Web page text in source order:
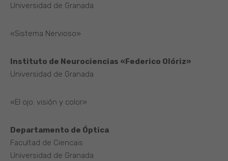
Universidad de Granada
«Sistema Nervioso»
Instituto de Neurociencias «Federico Olóriz»
Universidad de Granada
«El ojo: visión y color»
Departamento de Óptica
Facultad de Ciencais
Universidad de Granada